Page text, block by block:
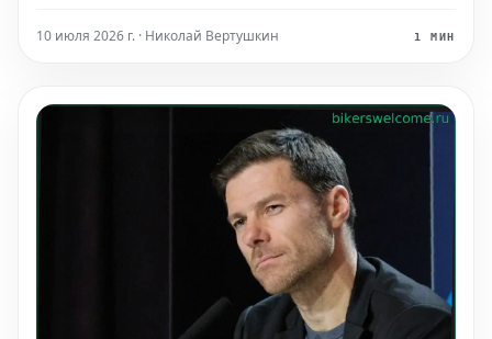
на трассе Заксенринг. Одной из главных тем беседы,
10 июля 2026 г. · Николай Вертушкин 1 МИН